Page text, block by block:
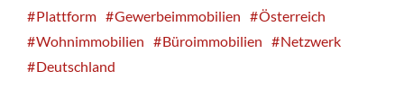
Plattform
Gewerbeimmobilien
Österreich
Wohnimmobilien
Büroimmobilien
Netzwerk
Deutschland